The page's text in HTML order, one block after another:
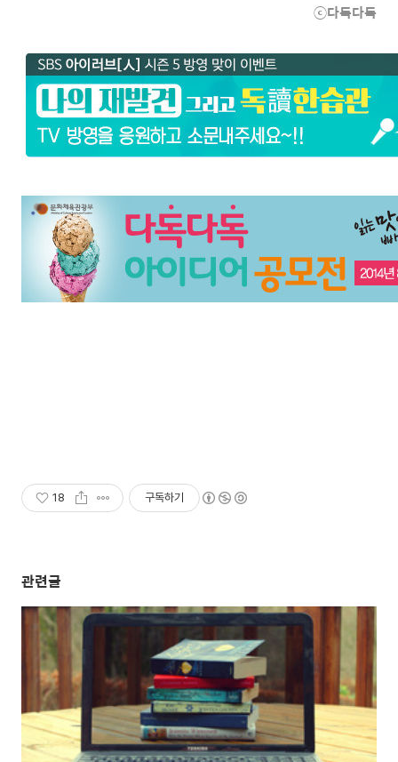
ⓒ다독다독
18 구독하기
관련글